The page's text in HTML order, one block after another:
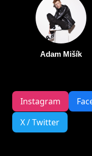
Adam Mišík
Instagram
X / Twitter